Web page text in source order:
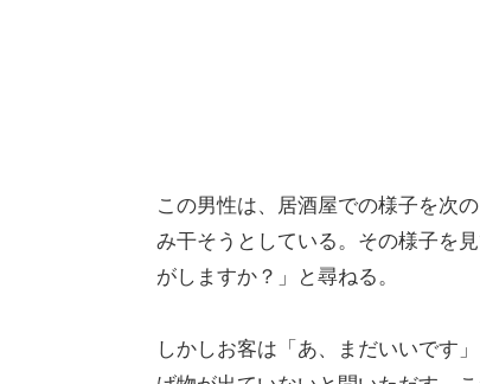
この男性は、居酒屋での様子を次
み干そうとしている。その様子を
がしますか？」と尋ねる。
しかしお客は「あ、まだいいです